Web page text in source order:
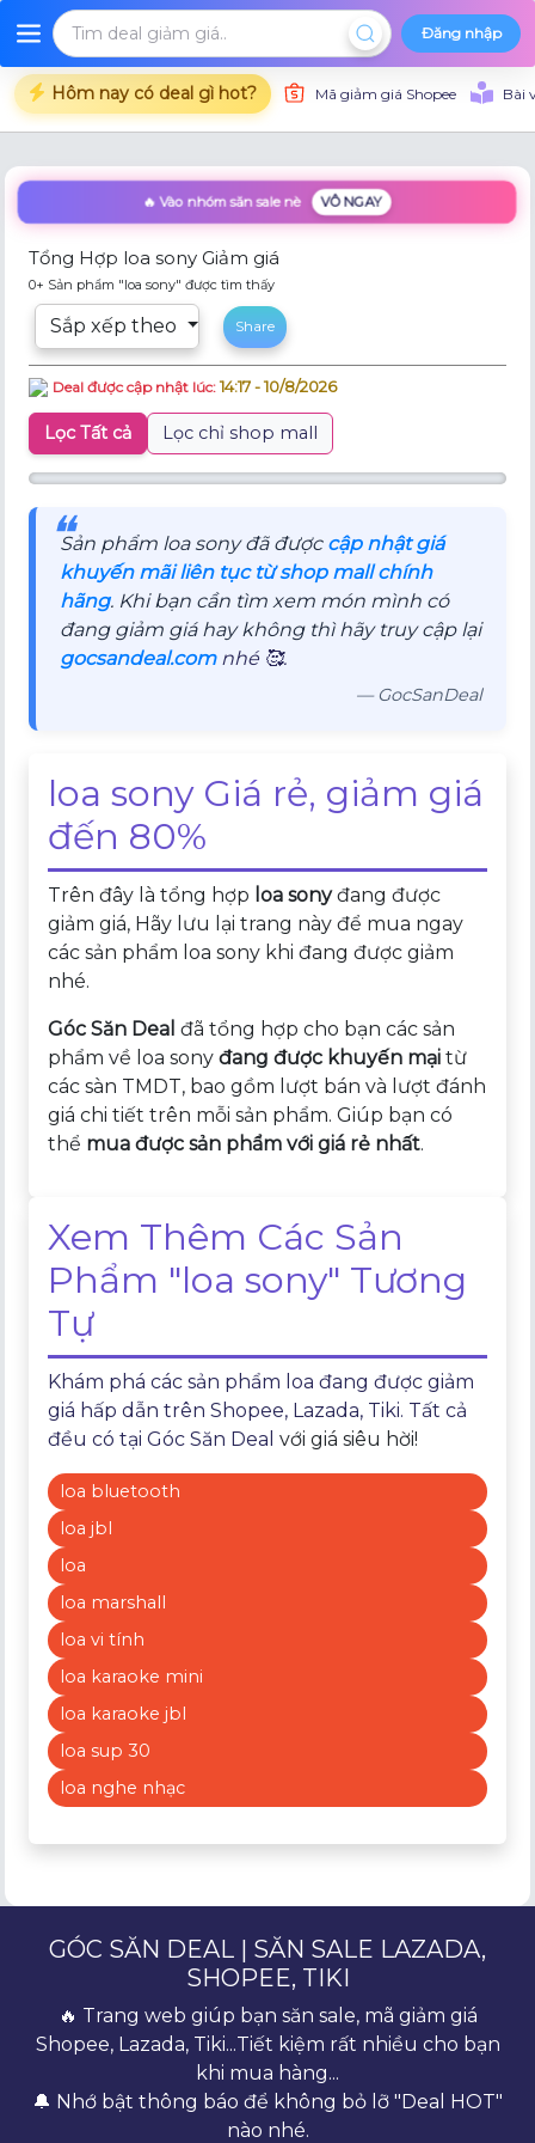
Đăng nhập
Hôm nay có deal gì hot? Mã giảm giá Shopee Bài
🔥 Vào nhóm săn sale nè VÔ NGAY
Tổng Hợp loa sony Giảm giá
0+ Sản phẩm "loa sony" được tìm thấy
Sắp xếp theo Share
Deal được cập nhật lúc:14:17 - 10/8/2026
Lọc Tất cả Lọc chỉ shop mall
❝
Sản phẩm loa sony đã được cập nhật giá
khuyến mãi liên tục từ shop mall chính
hãng. Khi bạn cần tìm xem món mình có
đang giảm giá hay không thì hãy truy cập lại
gocsandeal.comnhé 🥰.
— GocSanDeal
loa sony Giá rẻ, giảm giá
đến 80%
Trên đây là tổng hợp loa sonyđang được
giảm giá, Hãy lưu lại trang này để mua ngay
các sản phẩm loa sony khi đang được giảm
nhé.
Góc Săn Deal đã tổng hợp cho bạn các sản
phẩm về loa sonyđang được khuyến mại từ
các sàn TMDT, bao gồm lượt bán và lượt đánh
giá chi tiết trên mỗi sản phẩm. Giúp bạn có
thể mua được sản phẩm với giá rẻ nhất.
Xem Thêm Các Sản
Phẩm "loa sony" Tương
Tự
Khám phá các sản phẩm loa đang được giảm
giá hấp dẫn trên Shopee, Lazada, Tiki. Tất cả
đều có tạiGóc Săn Deal với giá siêu hời!
loa bluetooth
loa jbl
loa
loa marshall
loa vi tính
loa karaoke mini
loa karaoke jbl
loa sup 30
loa nghe nhạc
GÓC SĂN DEAL | SĂN SALE LAZADA,
SHOPEE, TIKI
🔥 Trang web giúp bạn săn sale, mã giảm giá
Shopee, Lazada, Tiki...Tiết kiệm rất nhiều cho bạn
khi mua hàng...
🔔 Nhớ bật thông báo để không bỏ lỡ "Deal HOT"
nào nhé.